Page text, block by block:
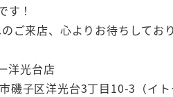
す！
ご来店、心よりお待ちしており
洋光台店
子区洋光台3丁目10-3（イト